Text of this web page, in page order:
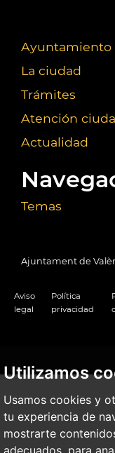
Utilizamos
Usamos cookies y
tu experiencia de
mostrarte
adecuados, para
Ayuntamiento
La ciudad
Trámites
Atención
Actualidad
Temas
Ajuntament de
Aviso
legal
Política
privacidad